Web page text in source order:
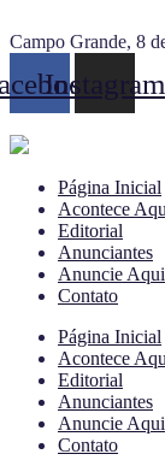
Campo Grande, 8
Instagram
Página Inicial
Acontece
Editorial
Anunciantes
Anuncie Aqui
Contato
Página Inicial
Acontece
Editorial
Anunciantes
Anuncie Aqui
Contato